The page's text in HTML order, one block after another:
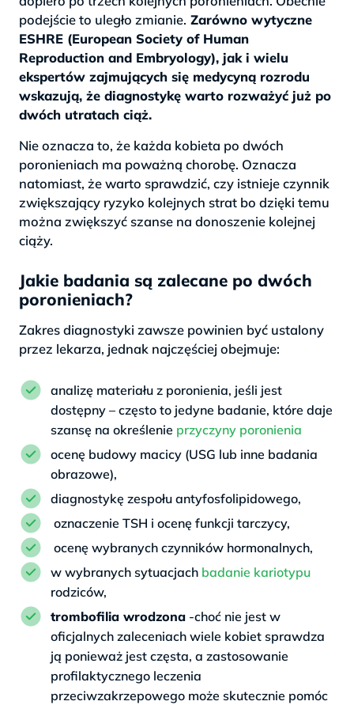
podejście to uległo zmianie. Zarówno wytyczne
ESHRE (European Society of Human
Reproduction and Embryology), jak i wielu
ekspertów zajmujących się medycyną rozrodu
wskazują, że diagnostykę warto rozważyć już po
dwóch utratach ciąż.
Nie oznacza to, że każda kobieta po dwóch
poronieniach ma poważną chorobę. Oznacza
natomiast, że warto sprawdzić, czy istnieje czynnik
zwiększający ryzyko kolejnych strat bo dzięki temu
można zwiększyć szanse na donoszenie kolejnej
ciąży.
Jakie badania są zalecane po dwóch
poronieniach?
Zakres diagnostyki zawsze powinien być ustalony
przez lekarza, jednak najczęściej obejmuje:
analizę materiału z poronienia, jeśli jest
dostępny – często to jedyne badanie, które daje
szansę na określenie przyczyny poronienia
ocenę budowy macicy (USG lub inne badania
obrazowe),
diagnostykę zespołu antyfosfolipidowego,
oznaczenie TSH i ocenę funkcji tarczycy,
ocenę wybranych czynników hormonalnych,
w wybranych sytuacjach badanie kariotypu
rodziców,
trombofilia wrodzona -choć nie jest w
oficjalnych zaleceniach wiele kobiet sprawdza
ją ponieważ jest częsta, a zastosowanie
profilaktycznego leczenia
przeciwzakrzepowego może skutecznie pomóc